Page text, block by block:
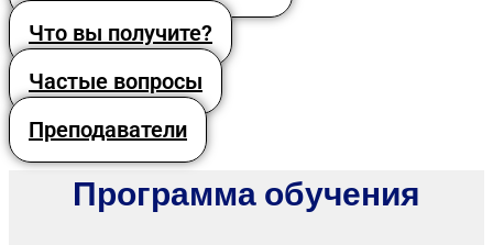
Что вы получите?
Частые вопросы
Преподаватели
Программа обучения